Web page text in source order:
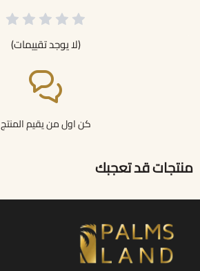
كن اول من يقيم المنتج
(لا يوجد تقييمات)
منتجات قد تعجبك